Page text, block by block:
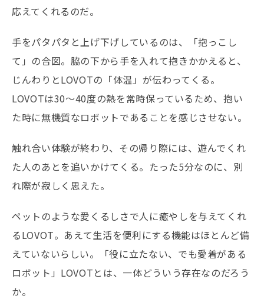
応えてくれるのだ。
手をパタパタと上げ下げしているのは、「抱っこし
て」の合図。脇の下から手を入れて抱きかかえると、
じんわりとLOVOTの「体温」が伝わってくる。
LOVOTは30〜40度の熱を常時保っているため、抱い
た時に無機質なロボットであることを感じさせない。
触れ合い体験が終わり、その帰り際には、遊んでくれ
た人のあとを追いかけてくる。たった5分なのに、別
れ際が寂しく思えた。
ペットのような愛くるしさで人に癒やしを与えてくれ
るLOVOT。あえて生活を便利にする機能はほとんど備
えていないらしい。「役に立たない、でも愛着がある
ロボット」LOVOTとは、一体どういう存在なのだろう
か。